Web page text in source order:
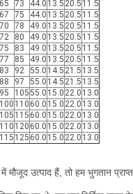
65 73 44.0 13.5 20.5 11.5
67 75 44.0 13.5 20.5 11.5
70 78 49.0 13.5 20.5 11.5
72 80 49.0 13.5 20.5 11.5
75 83 49.0 13.5 20.5 11.5
77 85 49.0 13.5 20.5 11.5
83 92 55.0 14.5 21.5 13.5
88 97 55.0 14.5 21.5 13.5
95 10555.0 15.0 22.0 13.0
100 110 60.0 15.0 22.0 13.0
105 115 60.0 15.0 22.0 13.0
110 120 60.0 15.0 22.0 13.0
115 125 60.0 15.0 22.0 13.0
मौजूद उत्पाद हैं, तो हम भुगतान